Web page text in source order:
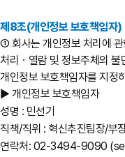
제8조(개인정보 보호책임자)
① 회사는 개인정보 처리에
처리ㆍ열람 및 정보주체의 불
개인정보 보호책임자를 지정
▶ 개인정보 보호책임자
성명 : 민선기
직책/직위 : 혁신추진팀장/부
연락처: 02-3494-9090